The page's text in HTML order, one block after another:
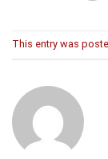
This entry was